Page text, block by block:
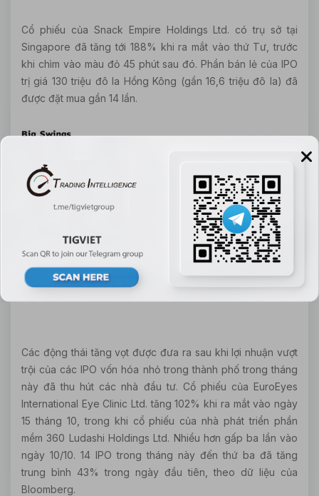
Cổ phiếu của Snack Empire Holdings Ltd. có trụ sở tại
Singapore đã tăng tới 188% khi ra mắt vào thứ Tư, trước
khi chìm vào màu đỏ 45 phút sau đó. Phần bán lẻ của IPO
trị giá 130 triệu đô la Hồng Kông (gần 16,6 triệu đô la) đã
được đặt mua gần 14 lần.
Các động thái tăng vọt được đưa ra sau khi lợi nhuận vượt
trội của các IPO vốn hóa nhỏ trong thành phố trong tháng
này đã thu hút các nhà đầu tư. Cổ phiếu của EuroEyes
International Eye Clinic Ltd. tăng 102% khi ra mắt vào ngày
15 tháng 10, trong khi cổ phiếu của nhà phát triển phần
mềm 360 Ludashi Holdings Ltd. Nhiều hơn gấp ba lần vào
ngày 10/10. 14 IPO trong tháng này đến thứ ba đã tăng
trung bình 43% trong ngày đầu tiên, theo dữ liệu của
Bloomberg.